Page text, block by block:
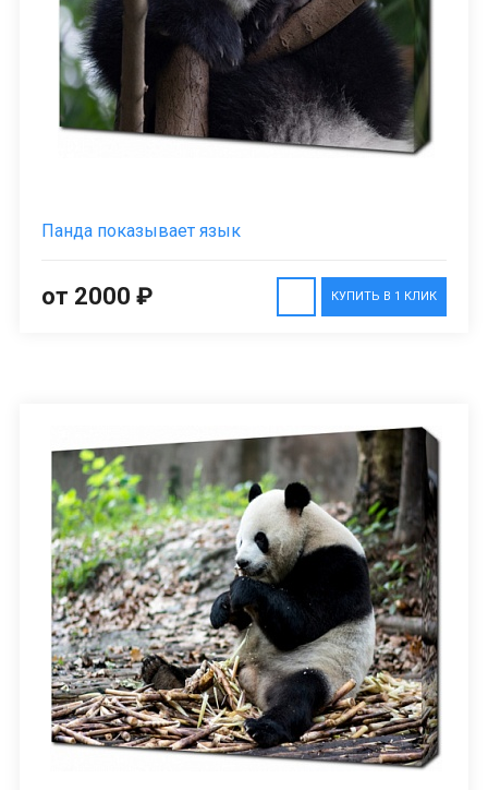
Панда показывает язык
КУПИТЬ В 1 КЛИК
от 2000 ₽